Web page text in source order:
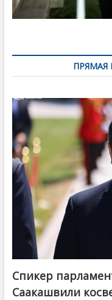
ПРЯМАЯ
Спикер
Саакашвили